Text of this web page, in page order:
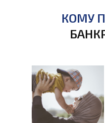
КОМУ